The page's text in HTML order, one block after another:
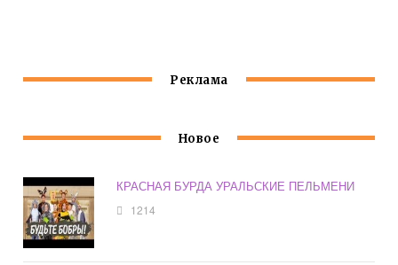
Реклама
Новое
КРАСНАЯ БУРДА УРАЛЬСКИЕ ПЕЛЬМЕНИ
1214